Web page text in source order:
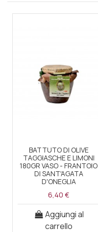
BATTUTO DI OLIVE
TAGGIASCHE E LIMONI
180GR VASO - FRANTOIO
DI SANT'AGATA
D'ONEGLIA
6,40 €
Aggiungi al
carrello